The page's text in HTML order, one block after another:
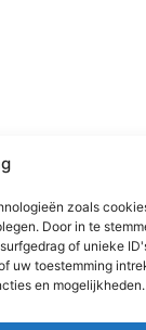
zoals
Door in te
of unieke
uw toestemming
en mogelijkheden.